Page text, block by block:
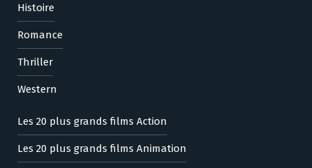
Histoire
Romance
Thriller
Western
Les 20 plus grands films Action
Les 20 plus grands films Animation